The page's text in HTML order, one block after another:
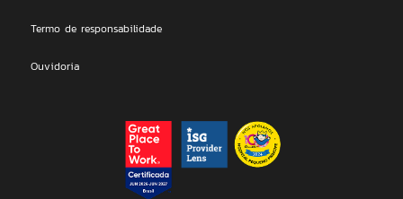
Termo de responsabilidade
Ouvidoria